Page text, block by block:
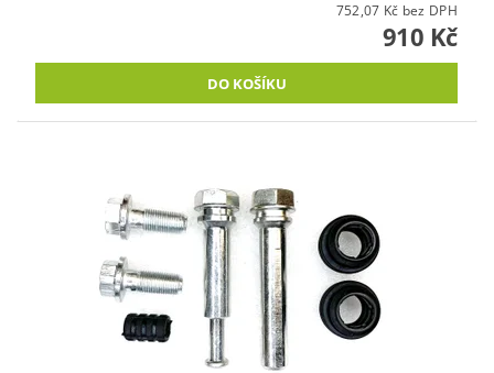
752,07 Kč bez DPH
910 Kč